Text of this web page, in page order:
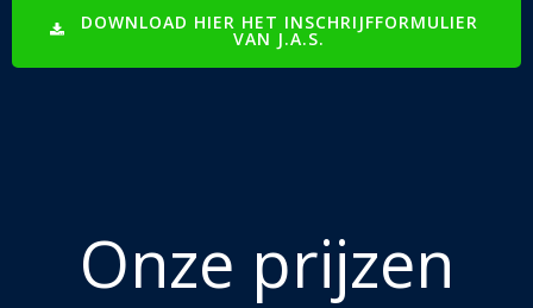
DOWNLOAD HIER HET INSCHRIJFFORMULIER
VAN J.A.S.
Onze prijzen